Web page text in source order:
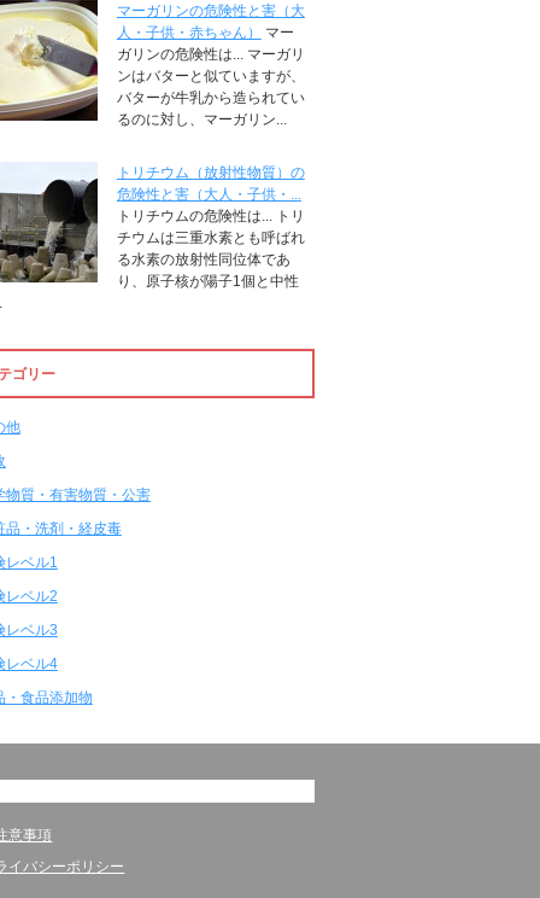
マーガリンの危険性と害（大
人・子供・赤ちゃん）
マー
ガリンの危険性は... マーガリ
ンはバターと似ていますが、
バターが牛乳から造られてい
るのに対し、マーガリン...
トリチウム（放射性物質）の
危険性と害（大人・子供・...
トリチウムの危険性は... トリ
チウムは三重水素とも呼ばれ
る水素の放射性同位体であ
り、原子核が陽子1個と中性
ゴリー
他
物質・有害物質・公害
品・洗剤・経皮毒
レベル1
レベル2
レベル3
レベル4
・食品添加物
意事項
イバシーポリシー